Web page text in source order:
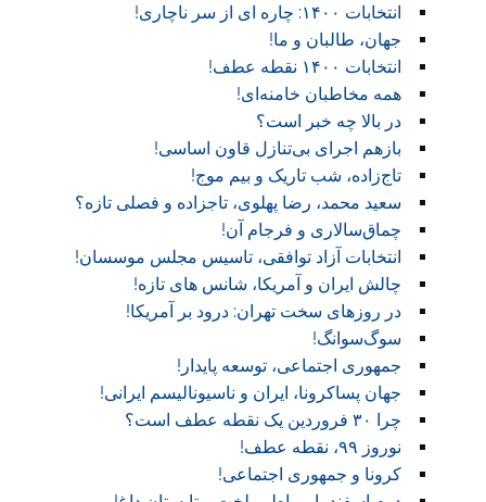
انتخابات ۱۴۰۰: چاره ای از سر ناچاری!
جهان، طالبان و ما!
انتخابات ۱۴۰۰ نقطه عطف!‏
همه مخاطبان خامنه‌ای!
در بالا چه خبر است؟‎ ‎
بازهم اجرای بی‌تنازل قاون اساسی!
تاج‌زاده، شب تاریک و بیم موج!
سعید محمد، رضا پهلوی، تاجزاده و فصلی تازه؟
چماق‌سالاری و فرجام آن!‏
انتخابات آزاد توافقی، تاسیس مجلس موسسان!‏
چالش ایران و آمریکا، شانس های تازه!
در روز‌های سخت تهران: درود بر آمریکا!
سوگ‌‌سوانگ!‏
جمهوری اجتماعی، توسعه پایدار!
جهان پساکرونا، ایران و ناسیونالیسم ایرانی!
چرا ۳۰ فروردین یک نقطه عطف است؟
نوروز ۹۹، نقطه عطف!‏
کرونا و جمهوری اجتماعی!‏